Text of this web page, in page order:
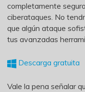
completamente
ciberataques. No
que algún ataque
tus avanzadas
Descarga gratuita
Vale la pena señalar